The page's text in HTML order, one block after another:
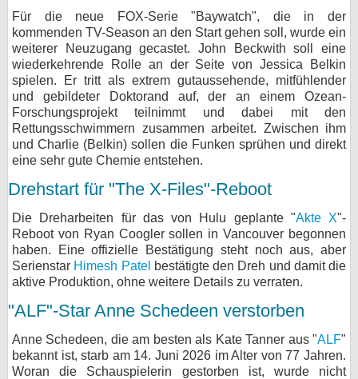
Für die neue FOX-Serie "Baywatch", die in der
kommenden TV-Season an den Start gehen soll, wurde ein
weiterer Neuzugang gecastet. John Beckwith soll eine
wiederkehrende Rolle an der Seite von Jessica Belkin
spielen. Er tritt als extrem gutaussehende, mitfühlender
und gebildeter Doktorand auf, der an einem Ozean-
Forschungsprojekt teilnimmt und dabei mit den
Rettungsschwimmern zusammen arbeitet. Zwischen ihm
und Charlie (Belkin) sollen die Funken sprühen und direkt
eine sehr gute Chemie entstehen.
Drehstart für "The X-Files"-Reboot
Die Dreharbeiten für das von Hulu geplante "Akte X"-
Reboot von Ryan Coogler sollen in Vancouver begonnen
haben. Eine offizielle Bestätigung steht noch aus, aber
Serienstar Himesh Patel bestätigte den Dreh und damit die
aktive Produktion, ohne weitere Details zu verraten.
"ALF"-Star Anne Schedeen verstorben
Anne Schedeen, die am besten als Kate Tanner aus "ALF"
bekannt ist, starb am 14. Juni 2026 im Alter von 77 Jahren.
Woran die Schauspielerin gestorben ist, wurde nicht